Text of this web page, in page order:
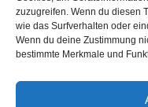
zuzugreifen. Wenn du diesen
wie das Surfverhalten oder
Wenn du deine Zustimmung
bestimmte Merkmale und
Headerfoto: Piazza del